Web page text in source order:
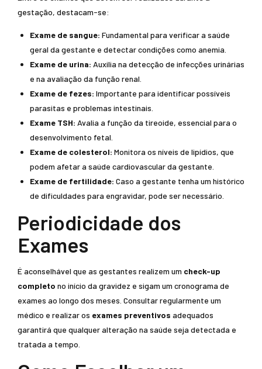
gestação, destacam-se:
Exame de sangue: Fundamental para verificar a saúde
geral da gestante e detectar condições como anemia.
Exame de urina: Auxilia na detecção de infecções urinárias
e na avaliação da função renal.
Exame de fezes: Importante para identificar possíveis
parasitas e problemas intestinais.
Exame TSH: Avalia a função da tireoide, essencial para o
desenvolvimento fetal.
Exame de colesterol: Monitora os níveis de lipídios, que
podem afetar a saúde cardiovascular da gestante.
Exame de fertilidade: Caso a gestante tenha um histórico
de dificuldades para engravidar, pode ser necessário.
Periodicidade dos
Exames
É aconselhável que as gestantes realizem um check-up
completo no início da gravidez e sigam um cronograma de
exames ao longo dos meses. Consultar regularmente um
médico e realizar os exames preventivos adequados
garantirá que qualquer alteração na saúde seja detectada e
tratada a tempo.